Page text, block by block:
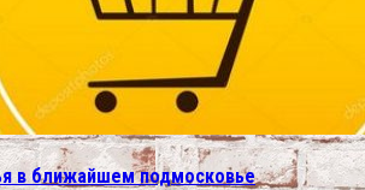
в ближайшем подмосковье